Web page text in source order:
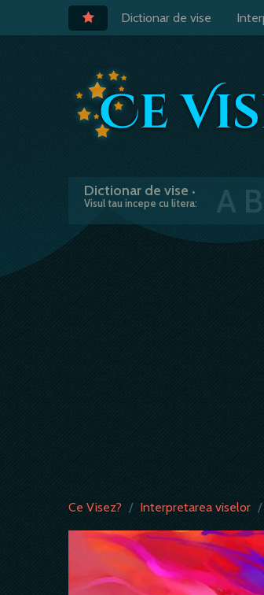
Dictionar de vise
Dictionar de vise •
Visul tau incepe cu litera:
A B
Ce Visez? / Interpretarea viselor /